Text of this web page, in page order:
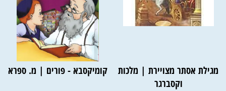
מגילת אסתר מצויירת | מלכות
וקסברגר
קומיקסבא - פורים | מ. ספרא